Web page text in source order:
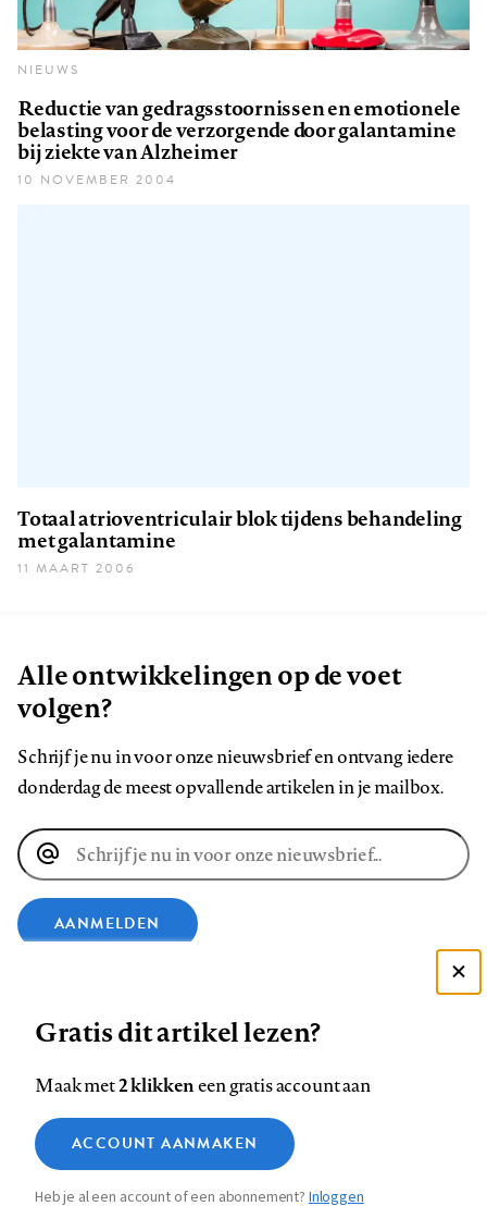
NIEUWS
Reductie van gedragsstoornissen en emotionele
belasting voor de verzorgende door galantamine
bij ziekte van Alzheimer
10 NOVEMBER 2004
Totaal atrioventriculair blok tijdens behandeling
met galantamine
11 MAART 2006
Alle ontwikkelingen op de voet
volgen?
Schrijf je nu in voor onze nieuwsbrief en ontvang iedere
donderdag de meest opvallende artikelen in je mailbox.
E-
mailadres
AANMELDEN
ons
op
Facebook
ons
ons
ons
Instagram
ons
YouTube
ons
Footer
Contact Colofon Disclaimer Privacy
Medische vragen verdienen
betrouwbare antwoorden
Gratis dit artikel lezen?
Maak met2 klikkeneen gratis account aan
ACCOUNT AANMAKEN
Heb je al een account of een abonnement?Inloggen
Zie onze cookie policy
Analytische cookies
Marketing cookies